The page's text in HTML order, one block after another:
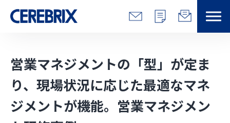
解決できる課題
サービス
営業マネジメントの「型」が定ま
り、現場状況に応じた最適なマネ
ジメントが機能。営業マネジメン